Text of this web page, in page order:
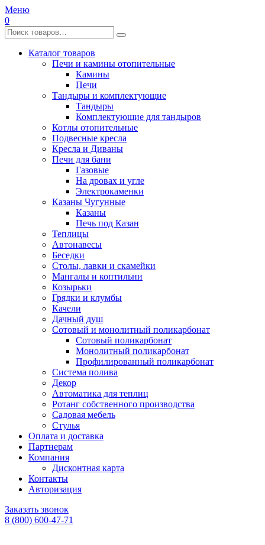
Меню
0
Каталог товаров
Печи и камины отопительные
Камины
Печи
Тандыры и комплектующие
Тандыры
Комплектующие для тандыров
Котлы отопительные
Подвесные кресла
Кресла и Диваны
Печи для бани
Газовые
На дровах и угле
Электрокаменки
Казаны Чугунные
Казаны
Печь под Казан
Теплицы
Автонавесы
Беседки
Столы, лавки и скамейки
Мангалы и коптильни
Козырьки
Грядки и клумбы
Качели
Дачный душ
Сотовый и монолитный поликарбонат
Сотовый поликарбонат
Монолитный поликарбонат
Профилированный поликарбонат
Система полива
Декор
Автоматика для теплиц
Ротанг собственного производства
Садовая мебель
Стулья
Оплата и доставка
Партнерам
Компания
Дисконтная карта
Контакты
Авторизация
Заказать звонок
8 (800) 600-47-71